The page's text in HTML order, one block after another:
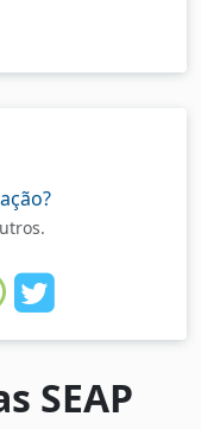
SEAP